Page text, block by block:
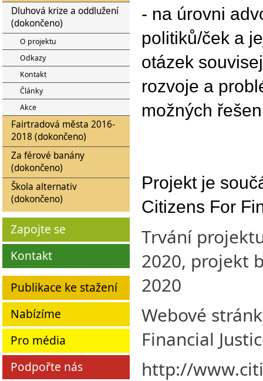
Dluhová krize a oddlužení
(dokončeno)
O projektu
Odkazy
Kontakt
Články
Akce
Fairtradová města 2016-
2018 (dokončeno)
Za férové banány
(dokončeno)
Škola alternativ
(dokončeno)
Zapojte se
Kontakt
Publikace ke stažení
Nabízíme
Pro média
Podpořte nás
- na úrovni
politiků/ček a
otázek
rozvoje a
možných
Projekt je
Citizens For
Trvání
2020, projekt
2020
Webové
Financial
http://